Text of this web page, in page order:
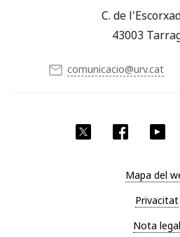
Facebook
C. de
43003
comunicacio@urv.cat
Mapa del
Privacitat
Nota legal